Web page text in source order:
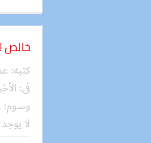
خالص
كتبه:
فى:
وسوم:
لا